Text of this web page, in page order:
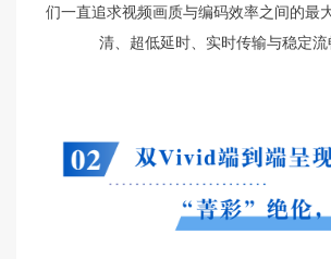
们一直追求视频画质与编码效率之间的最
清、超低延时、实时传输与稳定流